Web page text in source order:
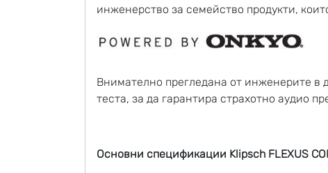
инженерство за семейство продукти,
Внимателно прегледана от инженеритe в
теста, за да гарантира страхотно аудио
Основни спецификации Klipsch FLEXUS